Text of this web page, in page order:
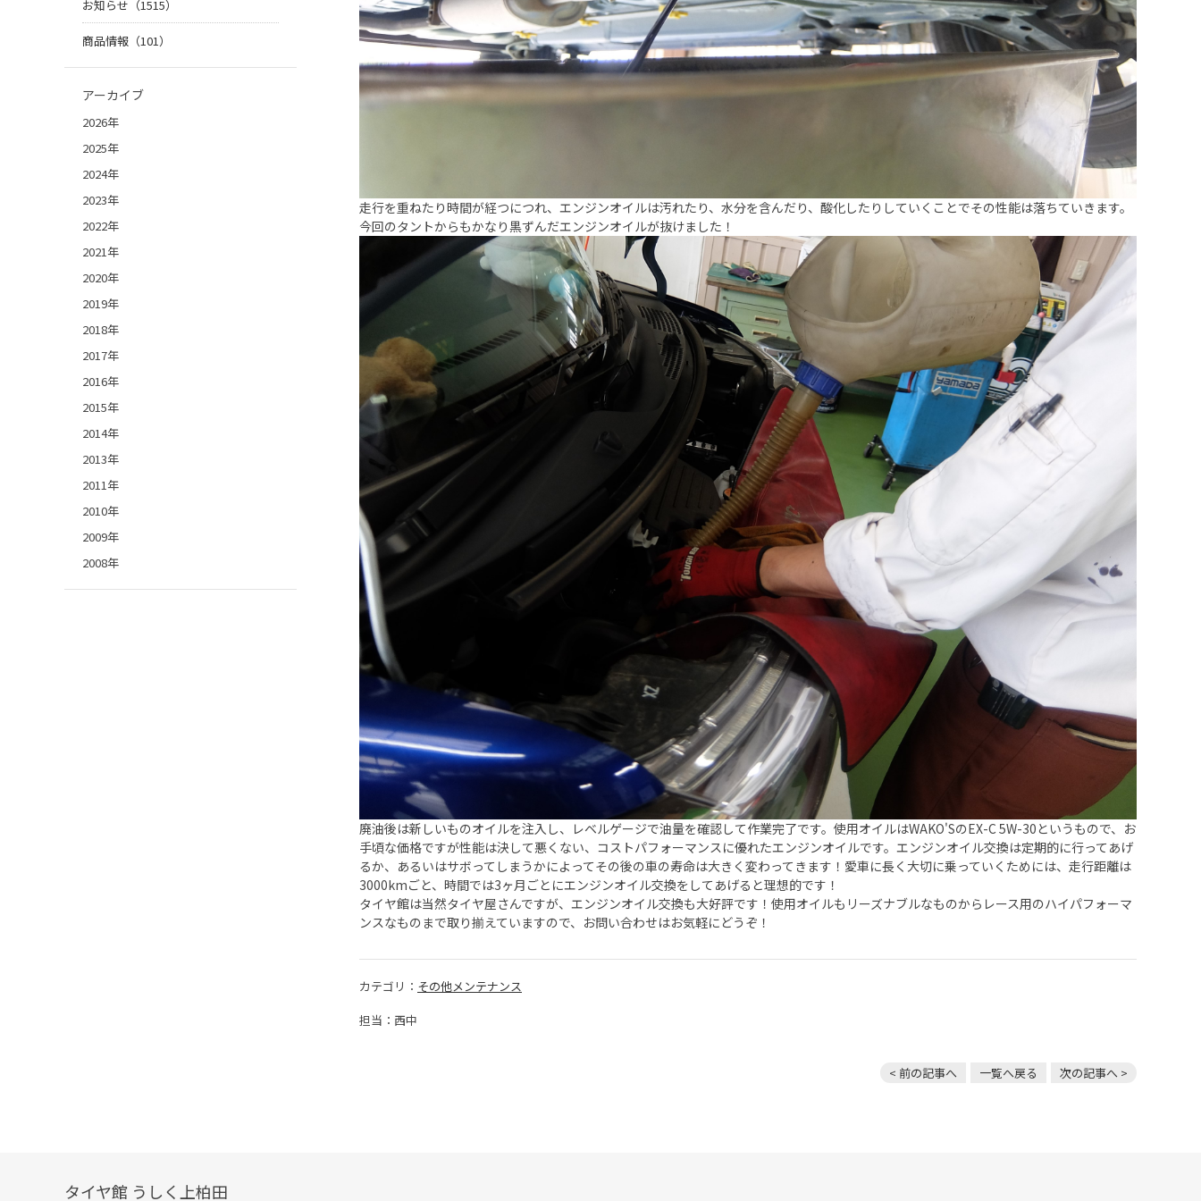
走行を重ねたり時間が経つにつれ、エンジンオイルは汚れたり、水分を含んだり、酸化したりしていくことでその性能は落ちていきます。
今回のタントからもかなり黒ずんだエンジンオイルが抜けました！
廃油後は新しいものオイルを注入し、レベルゲージで油量を確認して作業完了です。使用オイルはWAKO'SのEX-C 5W-30というもので、お
手頃な価格ですが性能は決して悪くない、コストパフォーマンスに優れたエンジンオイルです。エンジンオイル交換は定期的に行ってあげ
るか、あるいはサボってしまうかによってその後の車の寿命は大きく変わってきます！愛車に長く大切に乗っていくためには、走行距離は
3000kmごと、時間では3ヶ月ごとにエンジンオイル交換をしてあげると理想的です！
タイヤ館は当然タイヤ屋さんですが、エンジンオイル交換も大好評です！使用オイルもリーズナブルなものからレース用のハイパフォーマ
ンスなものまで取り揃えていますので、お問い合わせはお気軽にどうぞ！
カテゴリ： その他メンテナンス
担当：西中
< 前の記事へ 一覧へ戻る 次の記事へ >
お知らせ（1515）
商品情報（101）
アーカイブ
2026年
2025年
2024年
2023年
2022年
2021年
2020年
2019年
2018年
2017年
2016年
2015年
2014年
2013年
2011年
2010年
2009年
2008年
タイヤ館 うしく上柏田